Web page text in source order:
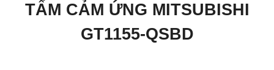
TẤM CẢM ỨNG MITSUBISHI
GT1155-QSBD